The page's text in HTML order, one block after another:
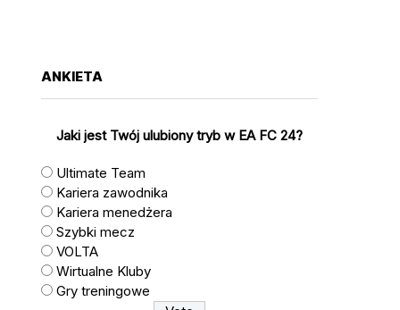
ANKIETA
Jaki jest Twój ulubiony tryb w EA FC 24?
Ultimate Team
Kariera zawodnika
Kariera menedżera
Szybki mecz
VOLTA
Wirtualne Kluby
Gry treningowe